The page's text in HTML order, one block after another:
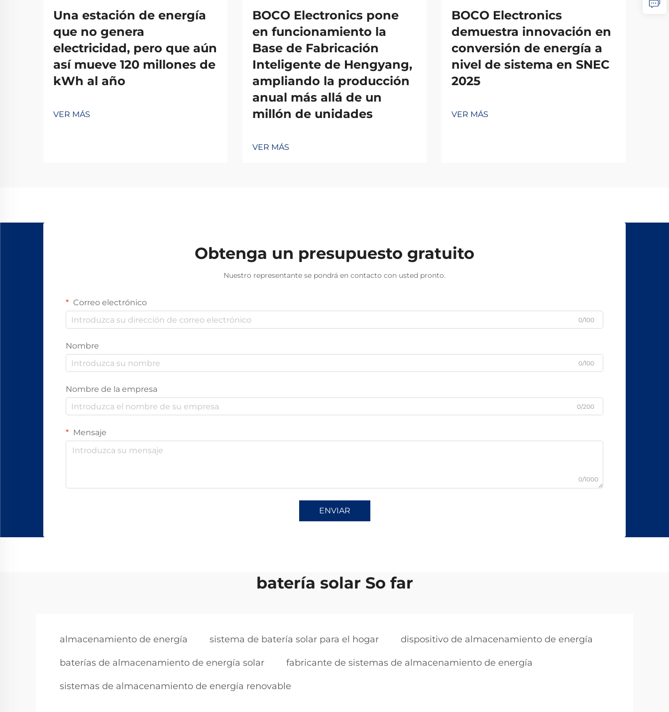
Una estación de energía
que no genera
electricidad, pero que aún
así mueve 120 millones de
kWh al año
VER MÁS
BOCO Electronics pone
en funcionamiento la
Base de Fabricación
Inteligente de Hengyang,
ampliando la producción
anual más allá de un
millón de unidades
VER MÁS
BOCO Electronics
demuestra innovación en
conversión de energía a
nivel de sistema en SNEC
2025
VER MÁS
Obtenga un presupuesto gratuito
Nuestro representante se pondrá en contacto con usted pronto.
Correo electrónico
0/100
Nombre
0/100
Nombre de la empresa
0/200
Mensaje
0/1000
ENVIAR
batería solar So far
almacenamiento de energía sistema de batería solar para el hogar dispositivo de almacenamiento de energía
baterías de almacenamiento de energía solar fabricante de sistemas de almacenamiento de energía
sistemas de almacenamiento de energía renovable